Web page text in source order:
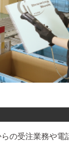
の受注業務や電